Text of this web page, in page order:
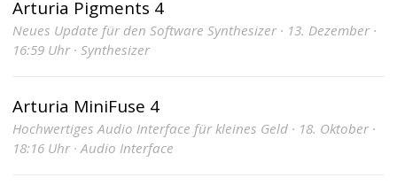
Arturia Pigments 4
Neues Update für den Software Synthesizer · 13. Dezember ·
16:59 Uhr · Synthesizer
Arturia MiniFuse 4
Hochwertiges Audio Interface für kleines Geld · 18. Oktober ·
18:16 Uhr · Audio Interface